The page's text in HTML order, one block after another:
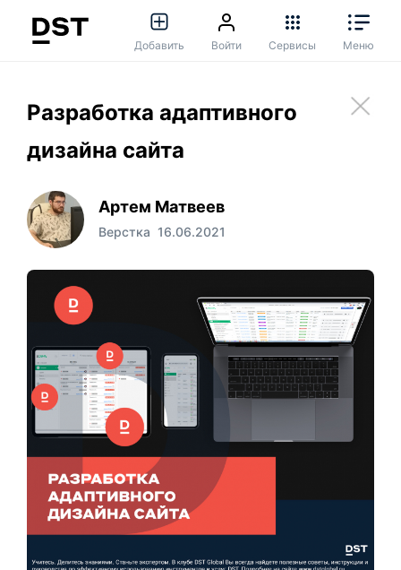
Добавить Войти Сервисы Меню
Разработка адаптивного
дизайна сайта
Артем Матвеев
Верстка 16.06.2021